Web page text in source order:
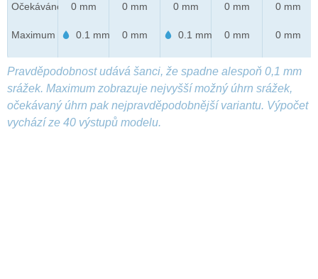
Očekáváno
Maximum
0 mm
0.1 mm
0 mm
0 mm
0 mm
0.1 mm
0 mm
0 mm
0 mm
0 mm
Pravděpodobnost udává šanci, že spadne alespoň 0,1 mm
srážek. Maximum zobrazuje nejvyšší možný úhrn srážek,
očekávaný úhrn pak nejpravděpodobnější variantu. Výpočet
vychází ze 40 výstupů modelu.